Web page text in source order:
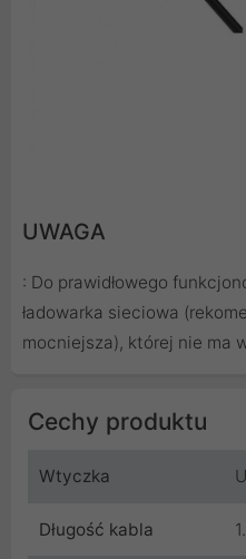
UWAGA
: Do prawidłowego
ładowarka sieciowa
mocniejsza), której nie ma
Cechy produktu
Wtyczka
Długość kabla